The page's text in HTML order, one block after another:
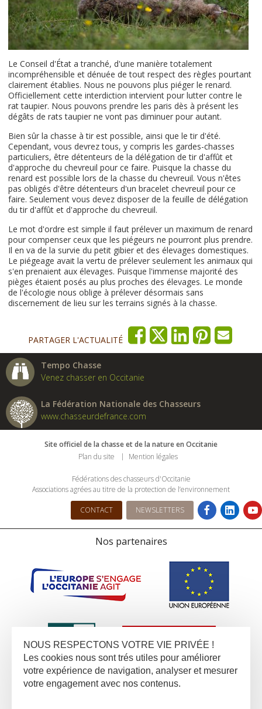
Le Conseil d'État a tranché, d'une manière totalement
incompréhensible et dénuée de tout respect des règles pourtant
clairement établies. Nous ne pouvons plus piéger le renard.
Officiellement cette interdiction intervient pour lutter contre le
rat taupier. Nous pouvons prendre les paris dès à présent les
dégâts de rats taupier ne vont pas diminuer pour autant.
Bien sûr la chasse à tir est possible, ainsi que le tir d'été.
Cependant, vous devrez tous, y compris les gardes-chasses
particuliers, être détenteurs de la délégation de tir d'affût et
d'approche du chevreuil pour ce faire. Puisque la chasse du
renard est possible lors de la chasse du chevreuil. Vous n'êtes
pas obligés d'être détenteurs d'un bracelet chevreuil pour ce
faire. Seulement vous devez disposer de la feuille de délégation
du tir d'affût et d'approche du chevreuil.
Le mot d'ordre est simple il faut prélever un maximum de renard
pour compenser ceux que les piégeurs ne pourront plus prendre.
Il en va de la survie du petit gibier et des élevages domestiques.
Le piégeage avait la vertu de prélever seulement les animaux qui
s'en prenaient aux élevages. Puisque l'immense majorité des
pièges étaient posés au plus proches des élevages. Le monde
de l'écologie nous oblige à prélever désormais sans
discernement de lieu sur les terrains signés à la chasse.
PARTAGER L'ACTUALITÉ
Tempo Chasse
Venez chasser en Occitanie
La Fédération Nationale des Chasseurs
www.chasseurdefrance.com
Site officiel de la chasse et de la nature en Occitanie
Plan du site
Mention légales
Fédérations des chasseurs d'Occitanie
Associations agrées au titre de la protection de l’environnement
CONTACT NEWSLETTERS
Nos partenaires
NOUS RESPECTONS VOTRE VIE PRIVÉE !
Les cookies nous sont trés utiles pour améliorer
votre expérience de navigation, analyser et mesurer
votre engagement avec nos contenus.